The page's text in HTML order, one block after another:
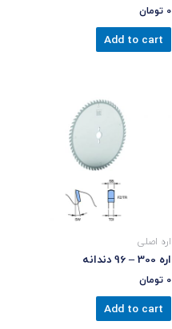
0 تومان
Add to cart
اره اصلی
اره 300 – 96 دندانه
0 تومان
Add to cart